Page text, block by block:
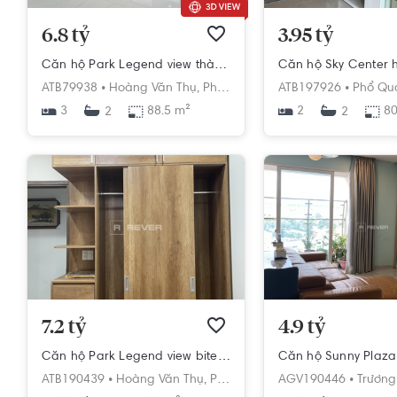
6.8 tỷ
Căn hộ Park Legend view thành phố tuyệt đẹp, đầy đủ tiện ích.
ATB79938 • Hoàng Văn Thụ, Phường 2, Tân Bình, Hồ Chí Minh
3
2 88.5 m²
3.95 tỷ
ATB197926 • Phổ
2
2
7.2 tỷ
Căn hộ Park Legend view bitexco đẹp cần bán nhanh, diện tích 90m²
ATB190439 • Hoàng Văn Thụ, Phường 2, Tân Bình, Hồ Chí Minh
4.9 tỷ
AGV190446 •